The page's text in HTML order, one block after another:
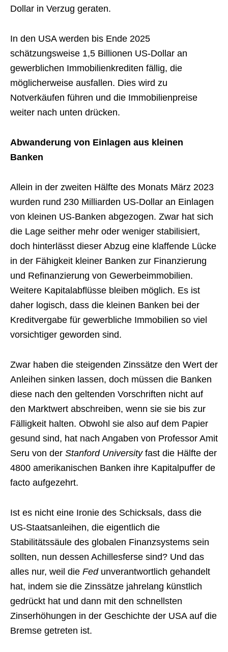
Dollar in Verzug geraten.
In den USA werden bis Ende 2025
schätzungsweise 1,5 Billionen US-Dollar an
gewerblichen Immobilienkrediten fällig, die
möglicherweise ausfallen. Dies wird zu
Notverkäufen führen und die Immobilienpreise
weiter nach unten drücken.
Abwanderung von Einlagen aus kleinen
Banken
Allein in der zweiten Hälfte des Monats März 2023
wurden rund 230 Milliarden US-Dollar an Einlagen
von kleinen US-Banken abgezogen. Zwar hat sich
die Lage seither mehr oder weniger stabilisiert,
doch hinterlässt dieser Abzug eine klaffende Lücke
in der Fähigkeit kleiner Banken zur Finanzierung
und Refinanzierung von Gewerbeimmobilien.
Weitere Kapitalabflüsse bleiben möglich. Es ist
daher logisch, dass die kleinen Banken bei der
Kreditvergabe für gewerbliche Immobilien so viel
vorsichtiger geworden sind.
Zwar haben die steigenden Zinssätze den Wert der
Anleihen sinken lassen, doch müssen die Banken
diese nach den geltenden Vorschriften nicht auf
den Marktwert abschreiben, wenn sie sie bis zur
Fälligkeit halten. Obwohl sie also auf dem Papier
gesund sind, hat nach Angaben von Professor Amit
Seru von der Stanford Universityfast die Hälfte der
4800 amerikanischen Banken ihre Kapitalpuffer de
facto aufgezehrt.
Ist es nicht eine Ironie des Schicksals, dass die
US-Staatsanleihen, die eigentlich die
Stabilitätssäule des globalen Finanzsystems sein
sollten, nun dessen Achillesferse sind? Und das
alles nur, weil die Fedunverantwortlich gehandelt
hat, indem sie die Zinssätze jahrelang künstlich
gedrückt hat und dann mit den schnellsten
Zinserhöhungen in der Geschichte der USA auf die
Bremse getreten ist.